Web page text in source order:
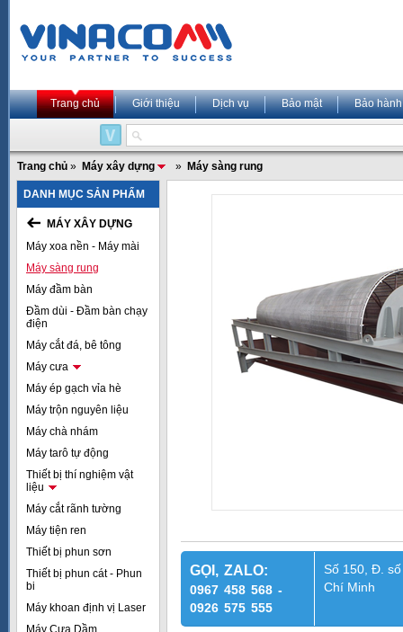
Trang chủ Giới thiệu Dịch vụ Bảo mật Bảo hành
Trang chủ » Máy xây dựng » Máy sàng rung
DANH MỤC SẢN PHẨM
MÁY XÂY DỰNG
Máy xoa nền - Máy mài
Máy sàng rung
Máy đầm bàn
Đầm dùi - Đầm bàn chạy
điện
Máy cắt đá, bê tông
Máy cưa
Máy ép gạch vỉa hè
Máy trộn nguyên liệu
Máy chà nhám
Máy tarô tự động
Thiết bị thí nghiệm vật
liệu
Máy cắt rãnh tường
Máy tiện ren
Thiết bị phun sơn
Thiết bị phun cát - Phun
bi
Máy khoan định vị Laser
Máy Cưa Dầm
GỌI, ZALO:
0967 458 568 -
0926 575 555
Số 150, Đ.
Chí Minh